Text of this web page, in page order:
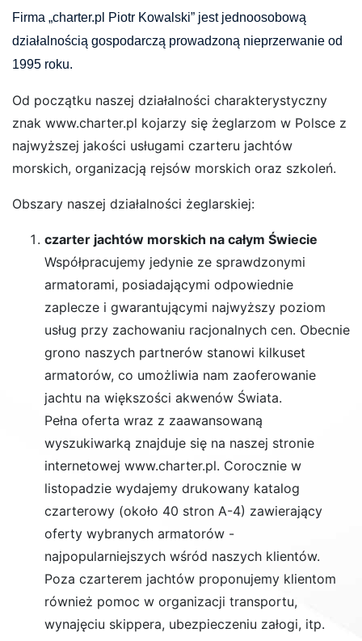
Firma „charter.pl Piotr Kowalski” jest jednoosobową
działalnością gospodarczą prowadzoną nieprzerwanie od
1995 roku.
Od początku naszej działalności charakterystyczny
znak www.charter.pl kojarzy się żeglarzom w Polsce z
najwyższej jakości usługami czarteru jachtów
morskich, organizacją rejsów morskich oraz szkoleń.
Obszary naszej działalności żeglarskiej:
czarter jachtów morskich na całym Świecie
Współpracujemy jedynie ze sprawdzonymi
armatorami, posiadającymi odpowiednie
zaplecze i gwarantującymi najwyższy poziom
usług przy zachowaniu racjonalnych cen. Obecnie
grono naszych partnerów stanowi kilkuset
armatorów, co umożliwia nam zaoferowanie
jachtu na większości akwenów Świata.
Pełna oferta wraz z zaawansowaną
wyszukiwarką znajduje się na naszej stronie
internetowej www.charter.pl. Corocznie w
listopadzie wydajemy drukowany katalog
czarterowy (około 40 stron A-4) zawierający
oferty wybranych armatorów -
najpopularniejszych wśród naszych klientów.
Poza czarterem jachtów proponujemy klientom
również pomoc w organizacji transportu,
wynajęciu skippera, ubezpieczeniu załogi, itp.